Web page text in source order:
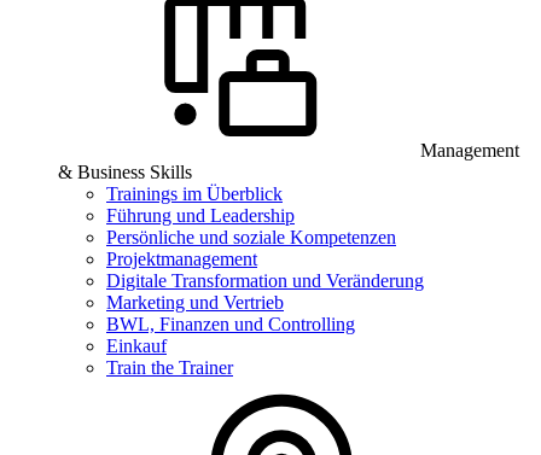
Management
& Business Skills
Trainings im Überblick
Führung und Leadership
Persönliche und soziale Kompetenzen
Projektmanagement
Digitale Transformation und Veränderung
Marketing und Vertrieb
BWL, Finanzen und Controlling
Einkauf
Train the Trainer